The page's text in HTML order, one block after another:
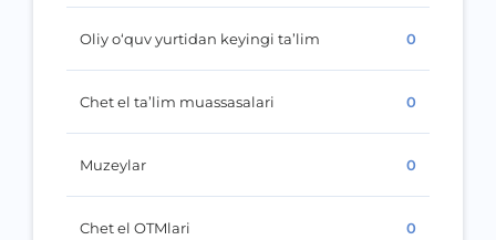
Oliy o‘quv yurtidan keyingi ta’lim 0
Chet el ta’lim muassasalari 0
Muzeylar 0
Chet el OTMlari 0